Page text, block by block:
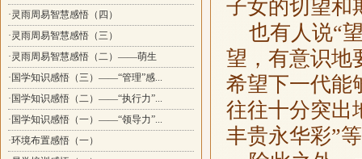
·灵雨周易智慧感悟（四）
·灵雨周易智慧感悟（三）
·灵雨周易智慧感悟（二）——萌生
·国学知识感悟（三）——“管理”感...
·国学知识感悟（二）——“执行力”...
·国学知识感悟（一）——“领导力”...
·环境布置感悟（一）
子女的切望和
也有人说“
望，有意识地
希望下一代能
往往十分突出
丰贵永华彩”